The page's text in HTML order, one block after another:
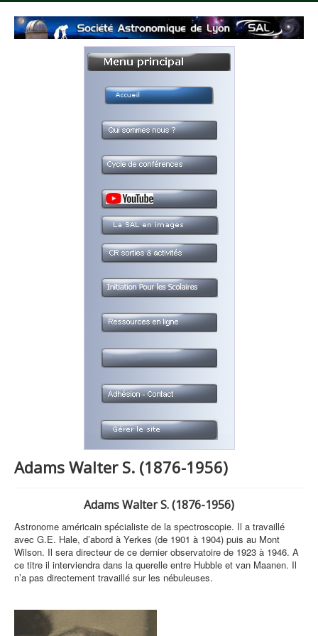
Adams Walter S. (1876-1956)
Adams Walter S. (1876-1956)
Astronome américain spécialiste de la spectroscopie. Il a travaillé
avec G.E. Hale, d’abord à Yerkes (de 1901 à 1904) puis au Mont
Wilson. Il sera directeur de ce dernier observatoire de 1923 à 1946. A
ce titre il interviendra dans la querelle entre Hubble et van Maanen. Il
n’a pas directement travaillé sur les nébuleuses.